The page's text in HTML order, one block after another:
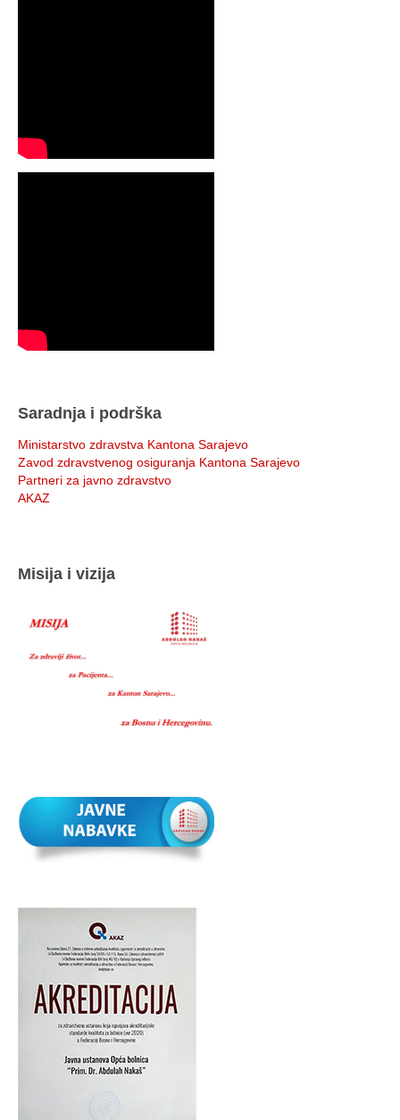
Saradnja i podrška
Ministarstvo zdravstva Kantona Sarajevo
Zavod zdravstvenog osiguranja Kantona Sarajevo
Partneri za javno zdravstvo
AKAZ
Misija i vizija